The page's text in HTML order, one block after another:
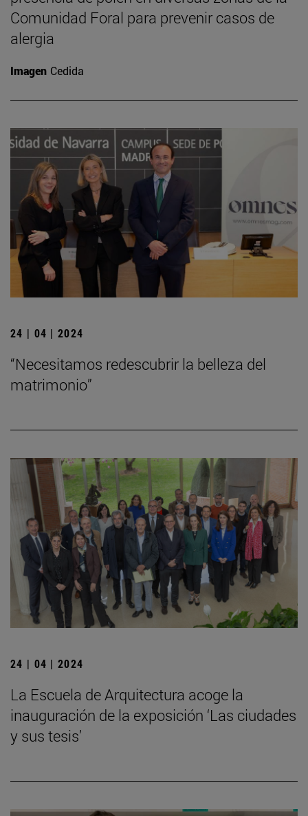
Comunidad Foral para prevenir casos de
alergia
Imagen Cedida
24 | 04 | 2024
“Necesitamos redescubrir la belleza del
matrimonio”
24 | 04 | 2024
La Escuela de Arquitectura acoge la
inauguración de la exposición ‘Las ciudades
y sus tesis’